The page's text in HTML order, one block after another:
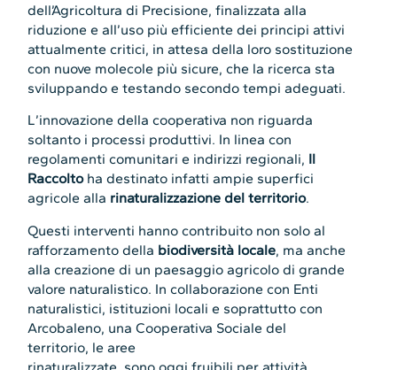
dell’Agricoltura di Precisione, finalizzata alla
riduzione e all’uso più efficiente dei principi attivi
attualmente critici, in attesa della loro sostituzione
con nuove molecole più sicure, che la ricerca sta
sviluppando e testando secondo tempi adeguati.
L’innovazione della cooperativa non riguarda
soltanto i processi produttivi. In linea con
regolamenti comunitari e indirizzi regionali, Il
Raccoltoha destinato infatti ampie superfici
agricole alla rinaturalizzazione del territorio.
Questi interventi hanno contribuito non solo al
rafforzamento della biodiversità locale, ma anche
alla creazione di un paesaggio agricolo di grande
valore naturalistico. In collaborazione con Enti
naturalistici, istituzioni locali e soprattutto con
Arcobaleno, una Cooperativa Sociale del
territorio, le aree
rinaturalizzate, sono oggi fruibili per attività